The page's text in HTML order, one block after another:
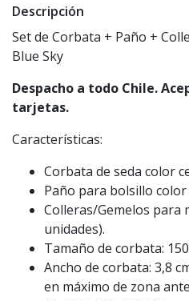
Descripción
Set de Corbata + Paño +
Blue Sky
Despacho a todo Chile.
tarjetas.
Características:
Corbata de seda color
Paño para bolsillo color
Colleras/Gemelos para
unidades).
Tamaño de corbata:
Ancho de corbata: 3,8
en máximo de zona